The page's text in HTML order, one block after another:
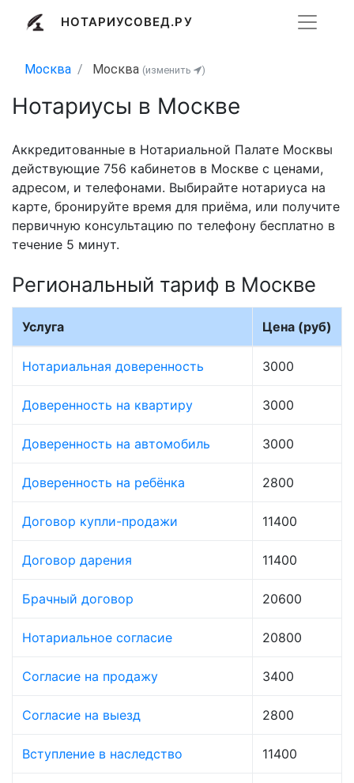
НОТАРИУСОВЕД.РУ
Москва Москва (изменить )
Нотариусы в Москве
Аккредитованные в Нотариальной Палате Москвы
действующие 756 кабинетов в Москве с ценами,
адресом, и телефонами. Выбирайте нотариуса на
карте, бронируйте время для приёма, или получите
первичную консультацию по телефону бесплатно в
течение 5 минут.
Региональный тариф в Москве
Услуга Цена (руб)
Нотариальная доверенность 3000
Доверенность на квартиру 3000
Доверенность на автомобиль 3000
Доверенность на ребёнка 2800
Договор купли-продажи 11400
Договор дарения 11400
Брачный договор 20600
Нотариальное согласие 20800
Согласие на продажу 3400
Согласие на выезд 2800
Вступление в наследство 11400